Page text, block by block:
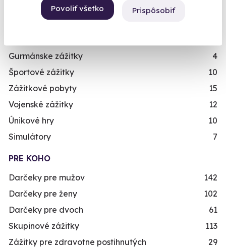
Povoliť všetko Prispôsobiť
Povolanie na skúšku
Gurmánske zážitky
4
Športové zážitky
10
Zážitkové pobyty
15
Vojenské zážitky
12
Únikové hry
10
Simulátory
7
PRE KOHO
Darčeky pre mužov
142
Darčeky pre ženy
102
Darčeky pre dvoch
61
Skupinové zážitky
113
Zážitky pre zdravotne postihnutých
29